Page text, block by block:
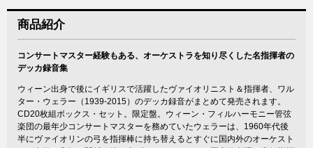
商品紹介
コンサートマスター経験もある、オーケストラを知り尽くした名指揮者の
デッカ録音集
ウィーン出身で後にイギリスで活躍したヴァイオリニスト＆指揮者、ワル
ター・ウェラー（1939-2015）のデッカ録音がまとめて発売されます。
CD20枚組ボックス・セット。限定盤。ウィーン・フィルハーモニー管弦
楽団の最年少コンサートマスターを務めていたウェラーは、1960年代後
半にヴァイオリンの弓を指揮棒に持ち替えるとすぐに国内外のオーケスト